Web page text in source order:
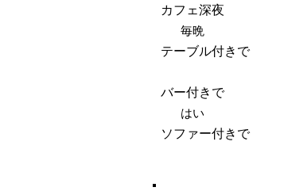
カフェ深夜
毎晩
テーブル付きで
バー付きで
はい
ソファー付きで